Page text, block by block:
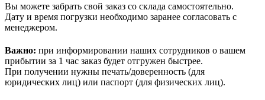
Вы можете забрать свой заказ со склада самостоятельно.
Дату и время погрузки необходимо заранее согласовать с
менеджером.
Важно: при информировании наших сотрудников о вашем
прибытии за 1 час заказ будет отгружен быстрее.
При получении нужны печать/доверенность (для
юридических лиц) или паспорт (для физических лиц).